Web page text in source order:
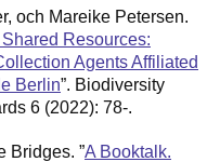
och Mareike Petersen.
Resources:
Agents Affiliated
Berlin”. Biodiversity
6 (2022): 78-.
Bridges. ”A Booktalk.